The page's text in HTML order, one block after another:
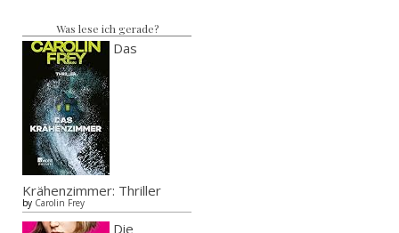
Was lese ich gerade?
Das
Krähenzimmer: Thriller
by Carolin Frey
Die